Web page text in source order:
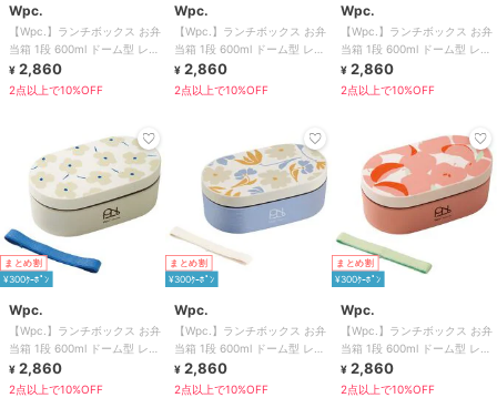
Wpc.
【Wpc.】ランチボックス お弁
当箱 1段 600ml ドーム型 レン
ジ対応 食洗器対応 日本製
¥ 2,860
2点以上で10%OFF
Wpc.
【Wpc.】ランチボックス お弁
当箱 1段 600ml ドーム型 レン
ジ対応 食洗器対応 日本製
¥ 2,860
2点以上で10%OFF
Wpc.
【Wpc.】ランチボックス お弁
当箱 1段 600ml ドーム型 レン
ジ対応 食洗器対応 日本製
¥ 2,860
2点以上で10%OFF
まとめ割
¥300ｸｰﾎﾟﾝ
Wpc.
【Wpc.】ランチボックス お弁
当箱 1段 600ml ドーム型 レン
ジ対応 食洗器対応 日本製
¥ 2,860
2点以上で10%OFF
まとめ割
¥300ｸｰﾎﾟﾝ
Wpc.
【Wpc.】ランチボックス お弁
当箱 1段 600ml ドーム型 レン
ジ対応 食洗器対応 日本製
¥ 2,860
2点以上で10%OFF
まとめ割
¥300ｸｰﾎﾟﾝ
Wpc.
【Wpc.】ランチボックス お弁
当箱 1段 600ml ドーム型 レン
ジ対応 食洗器対応 日本製
¥ 2,860
2点以上で10%OFF